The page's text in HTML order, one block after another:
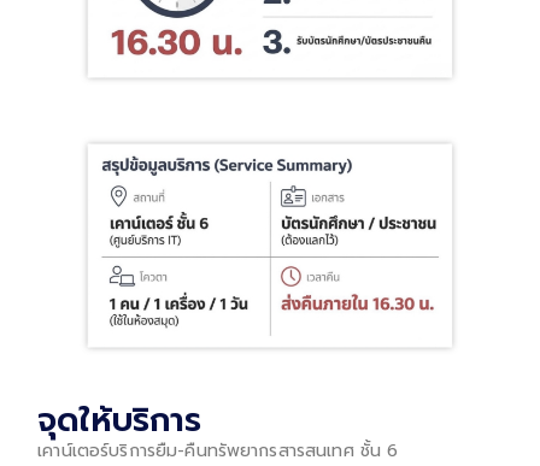
จุดให้บริการ
เคาน์เตอร์บริการยืม-คืนทรัพยากรสารสนเทศ ชั้น 6